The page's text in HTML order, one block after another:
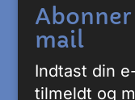
mail
Indtast din
tilmeldt og